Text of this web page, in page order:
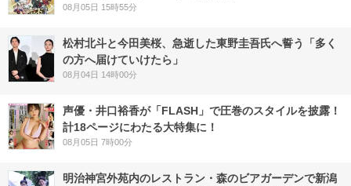
08月05日 15時55分
松村北斗と今田美桜、急逝した東野圭吾氏へ誓う「多く
の方へ届けていけたら」
08月04日 14時00分
声優・井口裕香が「FLASH」で圧巻のスタイルを披露！
計18ページにわたる大特集に！
08月05日 7時00分
明治神宮外苑内のレストラン・森のビアガーデンで新潟